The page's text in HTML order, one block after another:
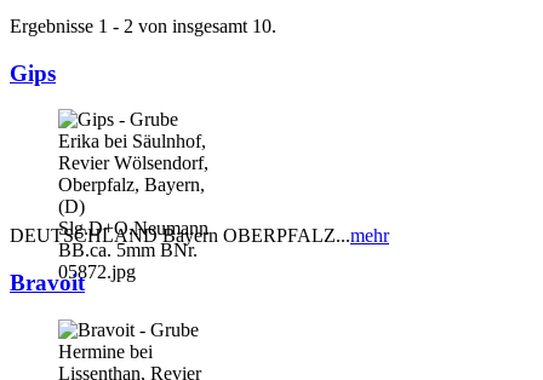
Ergebnisse 1 - 2 von insgesamt 10.
Gips
DEUTSCHLAND Bayern OBERPFALZ...mehr
Bravoit